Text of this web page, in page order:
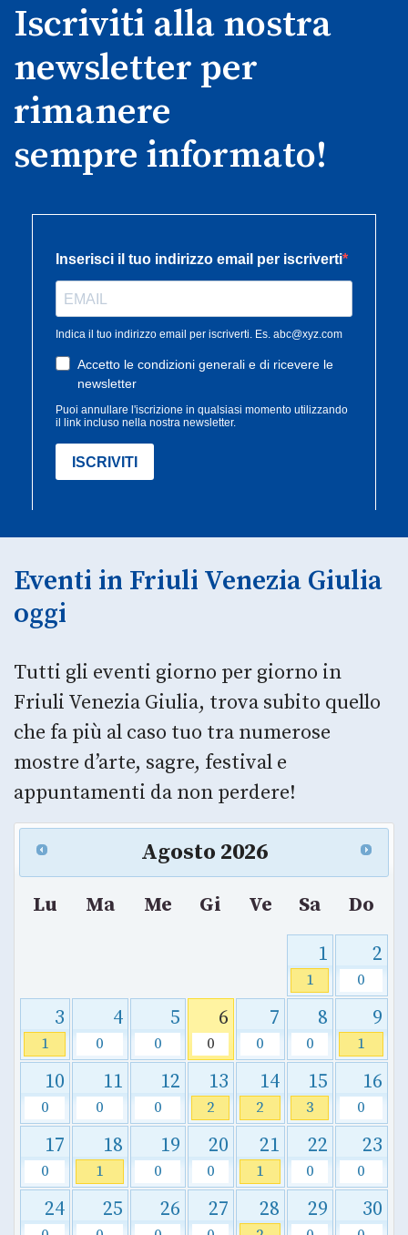
Iscriviti alla nostra
newsletter per
rimanere
sempre informato!
Eventi in Friuli Venezia Giulia
oggi
Tutti gli eventi giorno per giorno in
Friuli Venezia Giulia, trova subito quello
che fa più al caso tuo tra numerose
mostre d’arte, sagre, festival e
appuntamenti da non perdere!
Agosto 2026
Lu Ma Me Gi Ve Sa
Do
1
1
2
0
3
1
4
0
5
0
6
0
7
0
8
0
9
1
10
0
11
0
12
0
13
2
14
2
15
3
16
0
17
0
18
1
19
0
20
0
21
1
22
0
23
0
24 25 26 27 28 29 30